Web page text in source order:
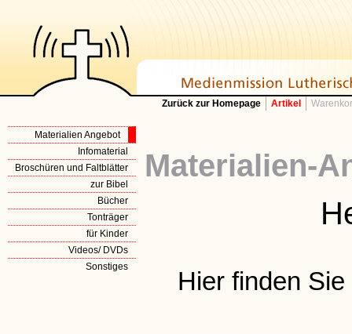
Zurück zur Homepage Artikel
Materialien Angebot
Infomaterial
Broschüren und Faltblätter
zur Bibel
Bücher
Tonträger
für Kinder
Videos/ DVDs
Sonstiges
Materialien-
Hier finden